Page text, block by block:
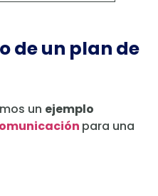
de un plan de
un ejemplo
para una